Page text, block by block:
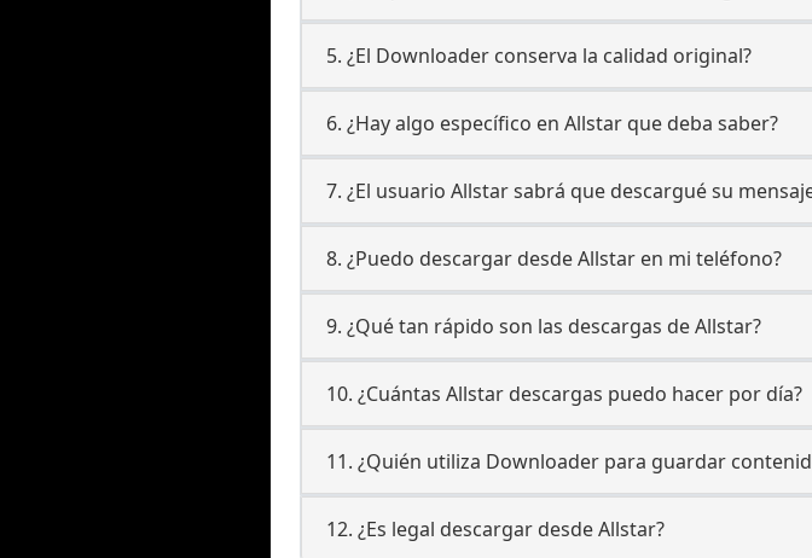
5. ¿El Downloader conserva la calidad original?
6. ¿Hay algo específico en Allstar que deba saber?
7. ¿El usuario Allstar sabrá que descargué su
8. ¿Puedo descargar desde Allstar en mi teléfono?
9. ¿Qué tan rápido son las descargas de Allstar?
10. ¿Cuántas Allstar descargas puedo hacer por día?
11. ¿Quién utiliza Downloader para guardar
12. ¿Es legal descargar desde Allstar?